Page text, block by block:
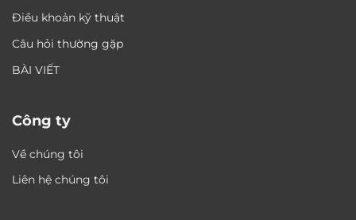
Điều khoản kỹ thuật
Câu hỏi thường gặp
BÀI VIẾT
Công ty
Về chúng tôi
Liên hệ chúng tôi